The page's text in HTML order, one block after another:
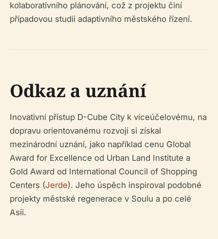
kolaborativního plánování, což z projektu činí
případovou studii adaptivního městského řízení.
Odkaz a uznání
Inovativní přístup D-Cube City k víceúčelovému, na
dopravu orientovanému rozvoji si získal
mezinárodní uznání, jako například cenu Global
Award for Excellence od Urban Land Institute a
Gold Award od International Council of Shopping
Centers (Jerde). Jeho úspěch inspiroval podobné
projekty městské regenerace v Soulu a po celé
Asii.